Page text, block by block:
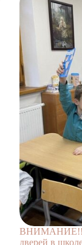
ВНИМАНИЕ!!!
дверей в